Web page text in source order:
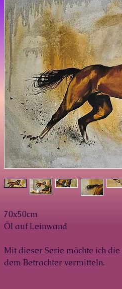
70x50cm
Öl auf Leinwand
Mit dieser Serie möchte ich
dem Betrachter vermitteln.